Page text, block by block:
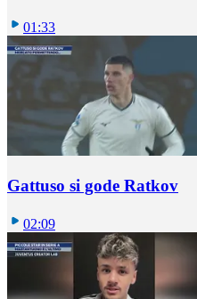
01:33
Gattuso si gode Ratkov
02:09